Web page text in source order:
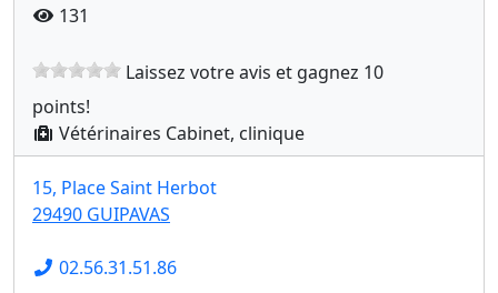
131
Laissez votre avis et gagnez 10
points!
Vétérinaires Cabinet, clinique
15, Place Saint Herbot
29490 GUIPAVAS
02.56.31.51.86